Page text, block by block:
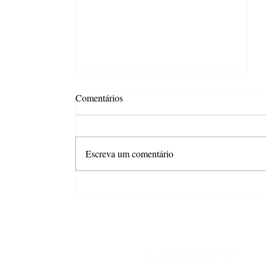
Comentários
Escreva um comentário